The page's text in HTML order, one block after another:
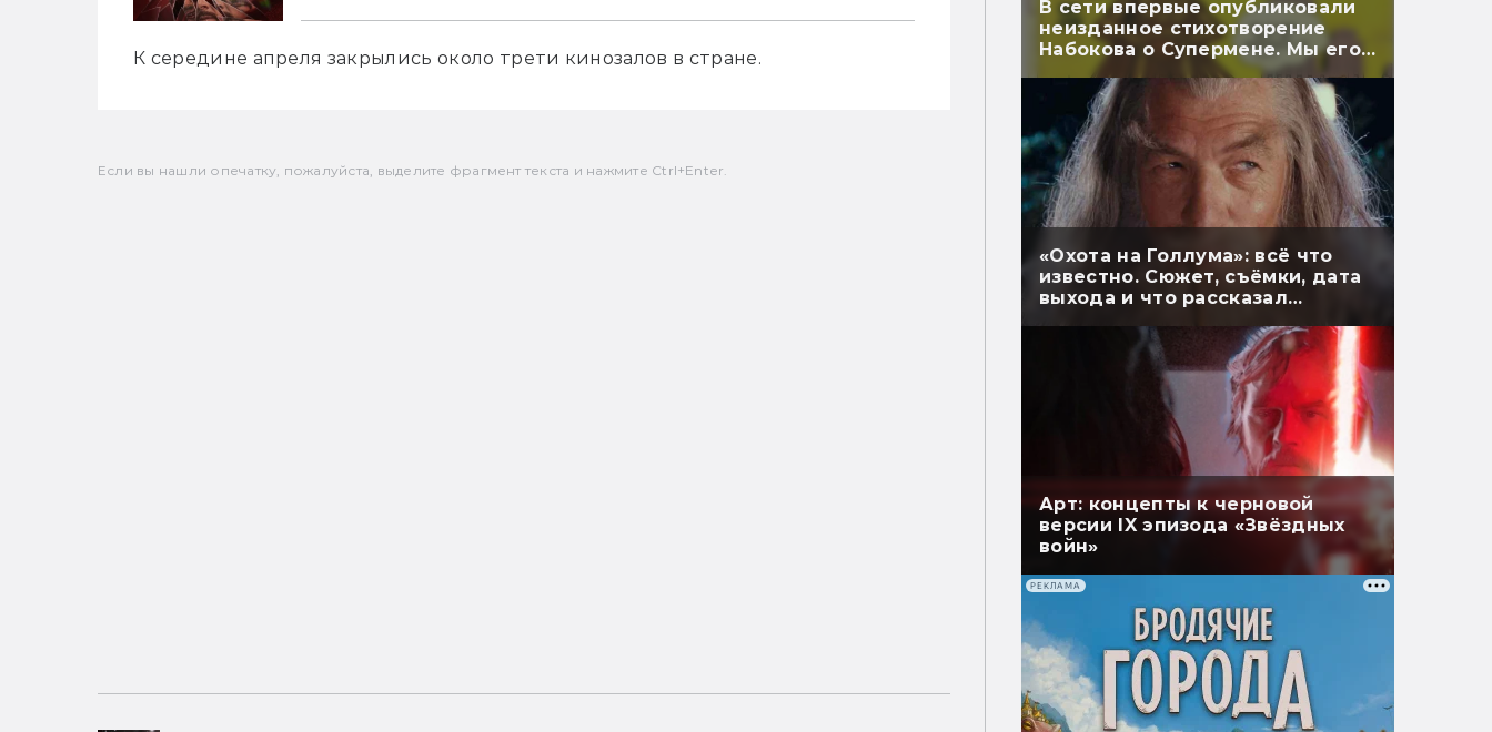
К середине апреля закрылись около трети кинозалов в стране.
Если вы нашли опечатку, пожалуйста, выделите фрагмент текста и нажмите Ctrl+Enter.
В сети впервые опубликовали
неизданное стихотворение
Набокова о Супермене. Мы его
перевели
«Охота на Голлума»: всё что
известно. Сюжет, съёмки, дата
выхода и что рассказал
Арт: концепты к черновой
версии IX эпизода «Звёздных
войн»
РЕКЛАМА